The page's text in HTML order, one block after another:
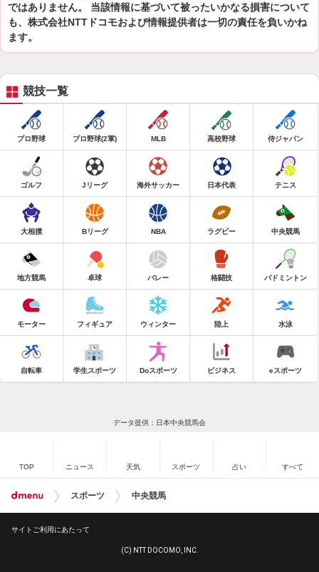
ではありません。 当該情報に基づいて被ったいかなる損害について
も、株式会社NTTドコモおよび情報提供者は一切の責任を負いかね
ます。
競技一覧
プロ野球 プロ野球(2軍) MLB 高校野球 侍ジャパン
ゴルフ Jリーグ 海外サッカー 日本代表 テニス
大相撲 Bリーグ NBA ラグビー 中央競馬
地方競馬 卓球 バレー 格闘技 バドミントン
モーター フィギュア ウィンター 陸上 水泳
自転車 学生スポーツ Doスポーツ ビジネス eスポーツ
データ提供：日本中央競馬会
TOP ニュース 天気 スポーツ 占い すべて
スポーツ 中央競馬
サイトご利用にあたって
(C) NTT DOCOMO, INC.